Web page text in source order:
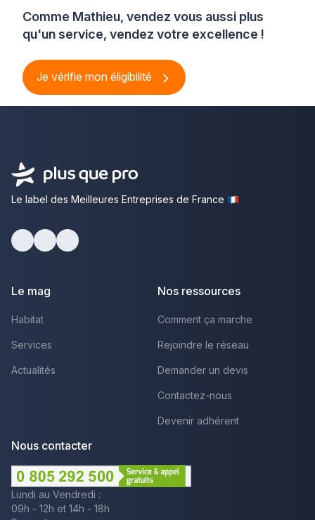
Comme Mathieu, vendez vous aussi plus
qu'un service, vendez votre excellence !
Je vérifie mon éligibilité
Le label des Meilleures Entreprises de France
Le mag
Habitat
Services
Actualités
Nos ressources
Comment ça marche
Rejoindre le réseau
Demander un devis
Contactez-nous
Devenir adhérent
Nous contacter
Lundi au Vendredi :
09h - 12h et 14h - 18h